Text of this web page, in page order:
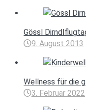
Gössl
9. August 2013
Wellness für die
3. Februar 2022